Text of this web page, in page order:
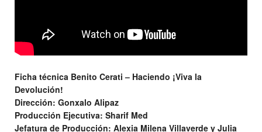
Ficha técnica Benito Cerati – Haciendo ¡Viva la
Devolución!
Dirección: Gonxalo Alipaz
Producción Ejecutiva: Sharif Med
Jefatura de Producción: Alexia Milena Villaverde y Julia